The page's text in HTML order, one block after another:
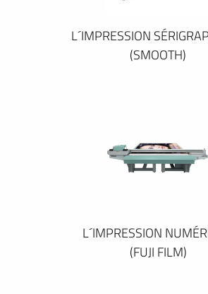
L´IMPRESSION
(SMOOTH)
L´IMPRESSION
(FUJI FILM)